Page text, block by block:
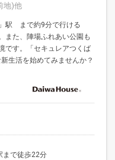
地)他
駅 まで約9分で行ける
また、陣場ふれあい公園も
です。「セキュレアつくば
生活を始めてみませんか？
まで徒歩22分